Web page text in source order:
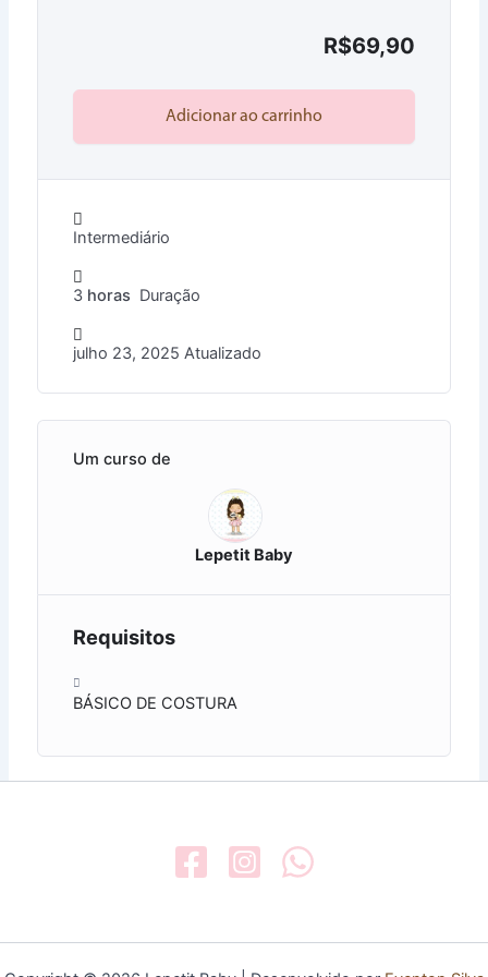
♡ As vídeo aulas estarão disponíveis aqui mesmo
dentro do seu pedido.
♡ Os arquivos estão em pasta compactada (RAR),
POR SE TRATAR DE UM PRODUTO DIGITAL NÃO
FAZEMOS ESTORNOS E REEMBOLSO
R$69,90
Adicionar ao carrinho
Intermediário
3 horas Duração
julho 23, 2025 Atualizado
Um curso de
Lepetit Baby
Requisitos
BÁSICO DE COSTURA